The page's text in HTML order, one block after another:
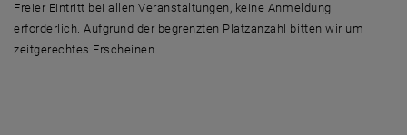
Freier Eintritt bei allen Veranstaltungen, keine Anmeldung
erforderlich. Aufgrund der begrenzten Platzanzahl bitten wir um
zeitgerechtes Erscheinen.